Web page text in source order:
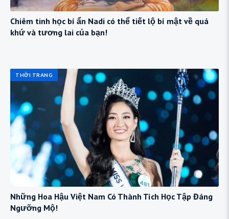
Chiêm tinh học bí ẩn Nadi có thể tiết lộ bí mật về quá
khứ và tương lai của bạn!
THỜI TRANG
Những Hoa Hậu Việt Nam Có Thành Tích Học Tập Đáng
Ngưỡng Mộ!